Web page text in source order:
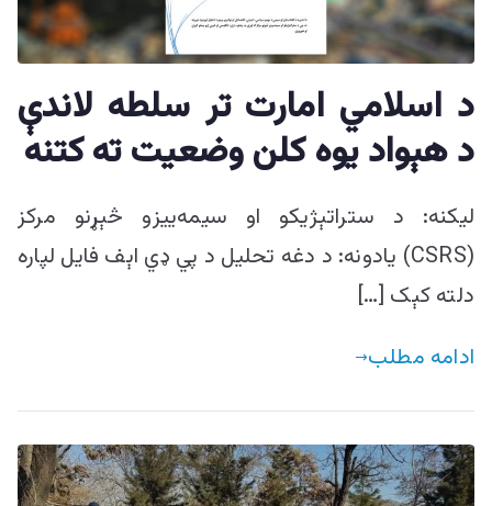
د اسلامي امارت تر سلطه لاندې
د هېواد یوه کلن وضعیت ته کتنه
لیکنه: د ستراتېژیکو او سیمه‌ییزو څېړنو مرکز
(CSRS) یادونه: د دغه تحلیل د پي ډي اېف فایل لپاره
دلته کېک […]
ادامه مطلب